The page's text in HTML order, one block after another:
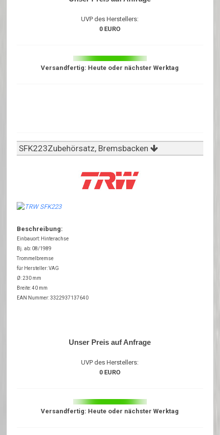
UVP des Herstellers:
0 EURO
Versandfertig: Heute oder nächster Werktag
SFK223Zubehörsatz, Bremsbacken
Beschreibung:
Einbauort: Hinterachse
Bj. ab: 08/1989
Trommelbremse
für Hersteller: VAG
Ø: 230 mm
Breite: 40 mm
EAN Nummer: 3322937137640
Unser Preis auf Anfrage
UVP des Herstellers:
0 EURO
Versandfertig: Heute oder nächster Werktag